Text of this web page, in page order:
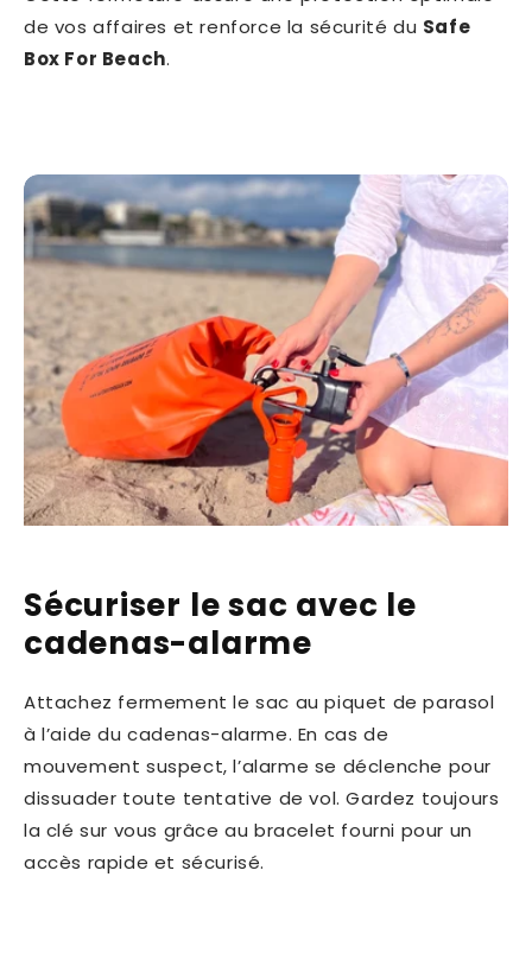
de vos affaires et renforce la sécurité du Safe
Box For Beach.
Sécuriser le sac avec le
cadenas-alarme
Attachez fermement le sac au piquet de parasol
à l’aide du cadenas-alarme. En cas de
mouvement suspect, l’alarme se déclenche pour
dissuader toute tentative de vol. Gardez toujours
la clé sur vous grâce au bracelet fourni pour un
accès rapide et sécurisé.